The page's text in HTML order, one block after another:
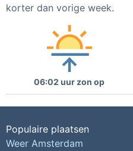
korter dan vorige week.
06:02 uur zon op
Populaire plaatsen
Weer Amsterdam